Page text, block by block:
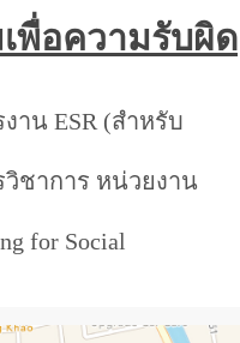
พื่อความรับผิด
น ESR (สำหรับ
ชาการ หน่วยงาน
for Social